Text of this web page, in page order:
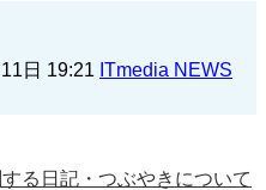
日 19:21 ITmedia NEWS
る日記・つぶやきについて